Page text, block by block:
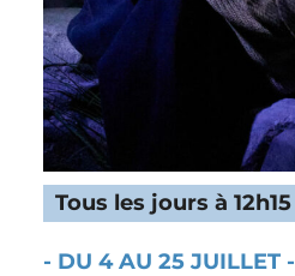
Tous les jours à 12h15
- DU 4 AU 25 JUILLET -